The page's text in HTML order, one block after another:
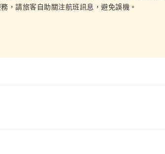
，請旅客自助關注航班訊息，避免誤機。